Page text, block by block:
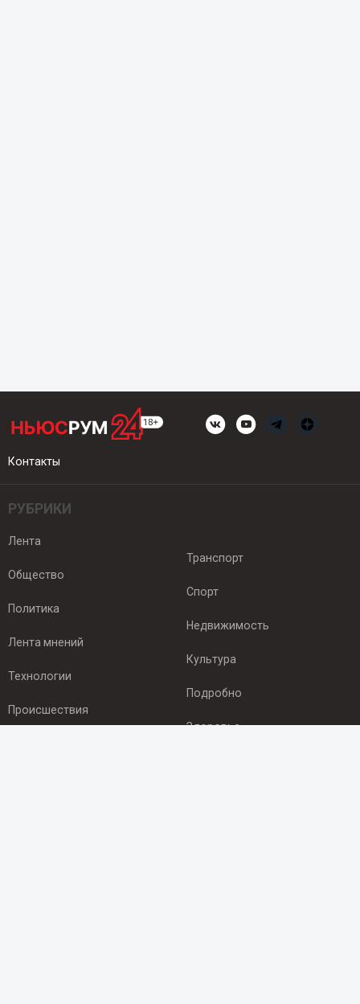
Контакты
РУБРИКИ
Лента
Общество
Политика
Лента мнений
Технологии
Происшествия
Транспорт
Спорт
Недвижимость
Культура
Подробно
Здоровье